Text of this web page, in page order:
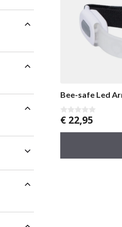
Bee-safe Led
0
v
a
€22,95